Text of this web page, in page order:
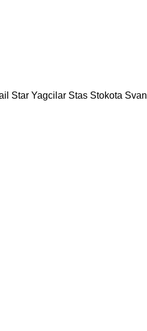
Star Yagcilar Stas Stokota Svan